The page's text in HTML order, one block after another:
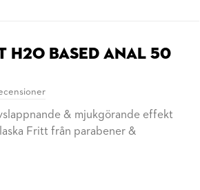
H2O BASED ANAL 50
& mjukgörande effekt
Fritt från parabener &